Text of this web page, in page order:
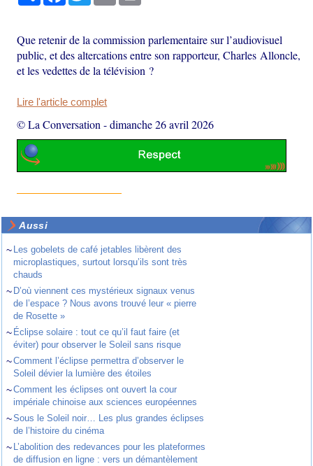
Que retenir de la commission parlementaire sur l’audiovisuel
public, et des altercations entre son rapporteur, Charles Alloncle,
et les vedettes de la télévision ?
Lire l'article complet
© La Conversation -dimanche 26 avril 2026
Aussi
~ Les gobelets de café jetables libèrent des
microplastiques, surtout lorsqu’ils sont très
chauds
~ D’où viennent ces mystérieux signaux venus
de l’espace ? Nous avons trouvé leur « pierre
de Rosette »
~ Éclipse solaire : tout ce qu’il faut faire (et
éviter) pour observer le Soleil sans risque
~Comment l’éclipse permettra d’observer le
Soleil dévier la lumière des étoiles
~Comment les éclipses ont ouvert la cour
impériale chinoise aux sciences européennes
~Sous le Soleil noir… Les plus grandes éclipses
de l’histoire du cinéma
~ L’abolition des redevances pour les plateformes
de diffusion en ligne : vers un démantèlement